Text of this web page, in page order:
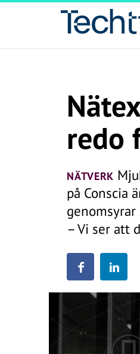
redo
NÄTVERK
på Conscia
genomsyrar
– Vi ser att